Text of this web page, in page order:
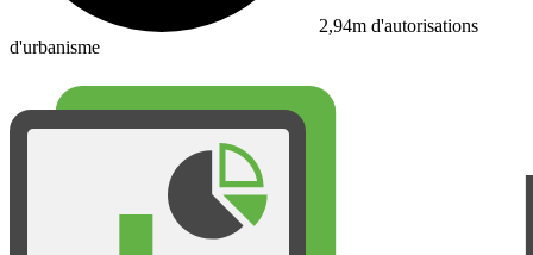
2,94m d'autorisations
d'urbanisme